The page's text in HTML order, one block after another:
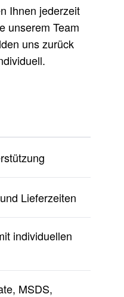
Ihnen jederzeit
unserem Team
uns zurück
Lieferzeiten
individuellen
MSDS,